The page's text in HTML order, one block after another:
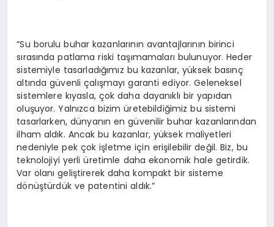
“Su borulu buhar kazanlarının avantajlarının birinci
sırasında patlama riski taşımamaları bulunuyor. Heder
sistemiyle tasarladığımız bu kazanlar, yüksek basınç
altında güvenli çalışmayı garanti ediyor. Geleneksel
sistemlere kıyasla, çok daha dayanıklı bir yapıdan
oluşuyor. Yalnızca bizim üretebildiğimiz bu sistemi
tasarlarken, dünyanın en güvenilir buhar kazanlarından
ilham aldık. Ancak bu kazanlar, yüksek maliyetleri
nedeniyle pek çok işletme için erişilebilir değil. Biz, bu
teknolojiyi yerli üretimle daha ekonomik hale getirdik.
Var olanı geliştirerek daha kompakt bir sisteme
dönüştürdük ve patentini aldık.”